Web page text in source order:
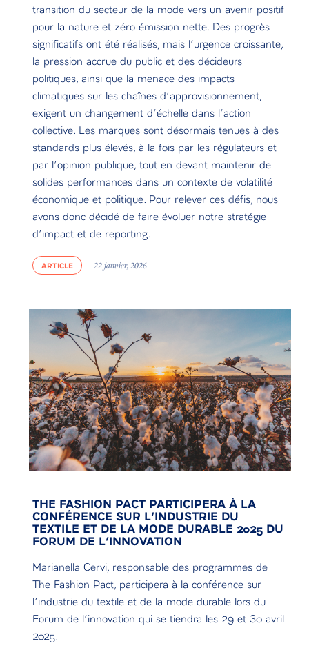
transition du secteur de la mode vers un avenir positif
pour la nature et zéro émission nette. Des progrès
significatifs ont été réalisés, mais l’urgence croissante,
la pression accrue du public et des décideurs
politiques, ainsi que la menace des impacts
climatiques sur les chaînes d’approvisionnement,
exigent un changement d’échelle dans l’action
collective. Les marques sont désormais tenues à des
standards plus élevés, à la fois par les régulateurs et
par l’opinion publique, tout en devant maintenir de
solides performances dans un contexte de volatilité
économique et politique. Pour relever ces défis, nous
avons donc décidé de faire évoluer notre stratégie
d’impact et de reporting.
ARTICLE 22 janvier, 2026
THE FASHION PACT PARTICIPERA À LA
CONFÉRENCE SUR L’INDUSTRIE DU
TEXTILE ET DE LA MODE DURABLE 2025 DU
FORUM DE L’INNOVATION
Marianella Cervi, responsable des programmes de
The Fashion Pact, participera à la conférence sur
l’industrie du textile et de la mode durable lors du
Forum de l’innovation qui se tiendra les 29 et 30 avril
2025.